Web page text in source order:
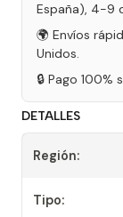
España), 4-9
🌍 Envíos
Unidos.
🔒 Pago 100%
DETALLES
Región:
Tipo: